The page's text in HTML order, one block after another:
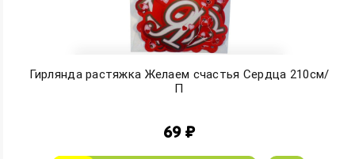
Гирлянда растяжка Желаем счастья Сердца 210см/
П
69 ₽